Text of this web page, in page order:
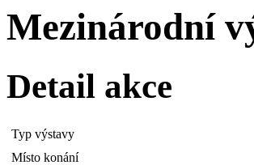
Mezinárodní
Detail akce
Typ výstavy
Místo konání